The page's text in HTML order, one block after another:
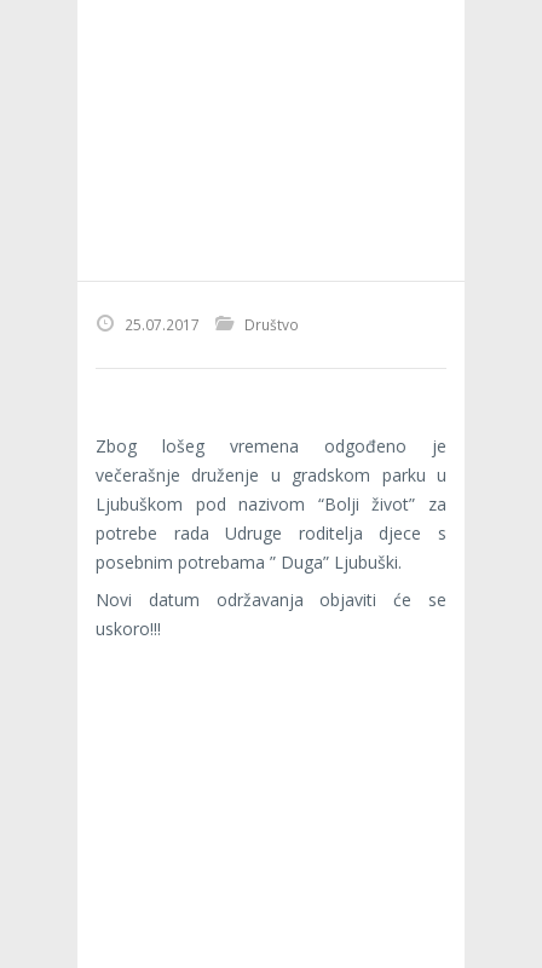
25.07.2017 Društvo
Zbog lošeg vremena odgođeno je
večerašnje druženje u gradskom parku u
Ljubuškom pod nazivom “Bolji život” za
potrebe rada Udruge roditelja djece s
posebnim potrebama ” Duga” Ljubuški.
Novi datum održavanja objaviti će se
uskoro!!!